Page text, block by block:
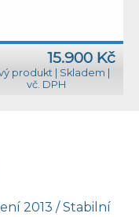
15.900 Kč
produkt Skladem
vč. DPH
2013 / Stabilní